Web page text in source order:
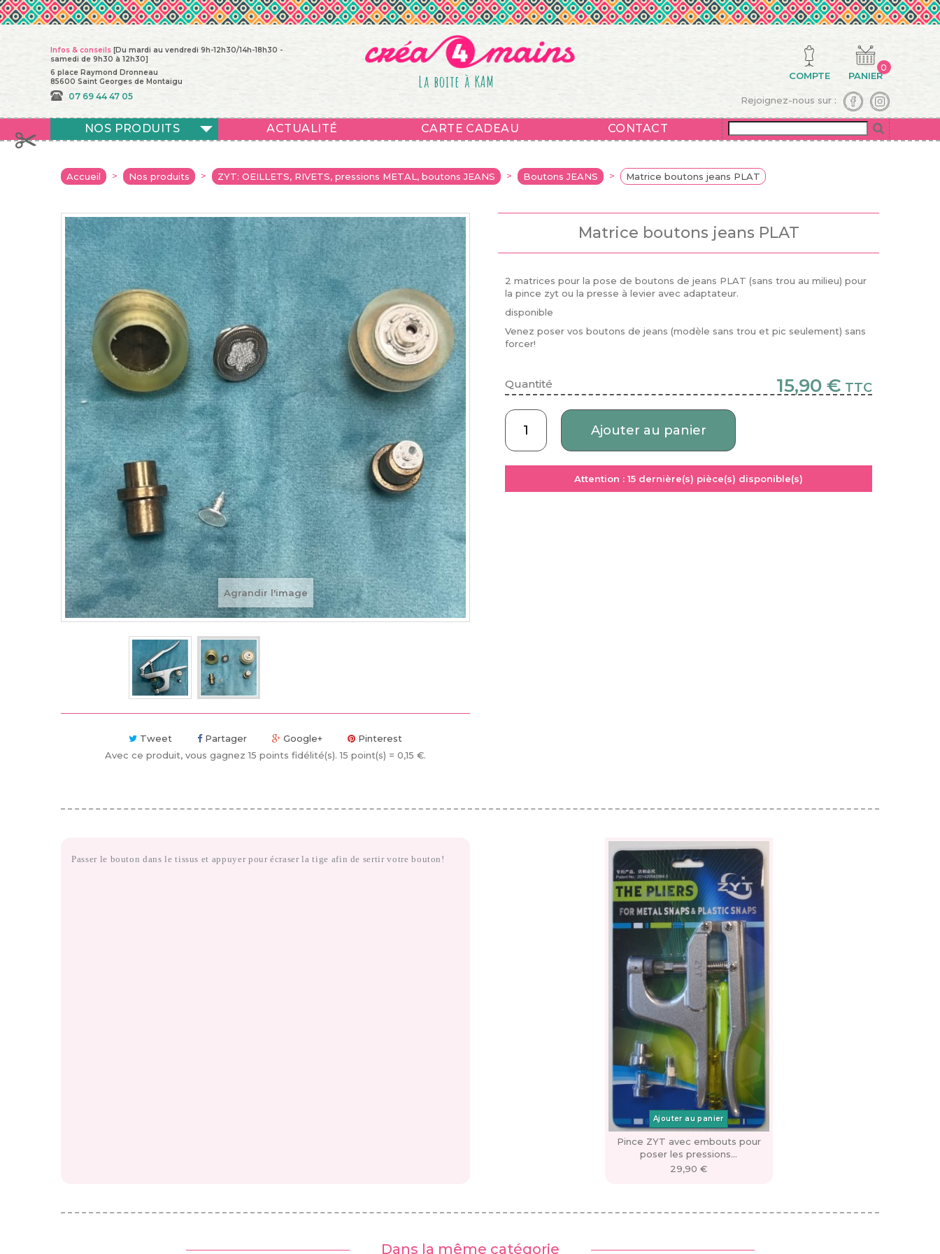
Infos & conseils [Du mardi au vendredi 9h-12h30/14h-18h30 -
samedi de 9h30 à 12h30]
6 place Raymond Dronneau
85600 Saint Georges de Montaigu
07 69 44 47 05
La boite à KAM PANIER
0
COMPTE
Rejoignez-nous sur :
NOS PRODUITS ACTUALITÉ CARTE CADEAU CONTACT
Accueil > Nos produits > ZYT: OEILLETS, RIVETS, pressions METAL, boutons JEANS > Boutons JEANS > Matrice boutons jeans PLAT
Agrandir l'image
Tweet Partager Google+
Pinterest
Avec ce produit, vous gagnez15 points fidélité(s). 15 point(s) = 0,15 €.
Matrice boutons jeans PLAT
2 matrices pour la pose de boutons de jeans PLAT (sans trou au milieu) pour
la pince zyt ou la presse à levier avec adaptateur.
disponible
Venez poser vos boutons de jeans (modèle sans trou et pic seulement) sans
forcer!
Quantité 15,90 € TTC
Ajouter au panier
Attention : 15 dernière(s) pièce(s) disponible(s)
Passer le bouton dans le tissus et appuyer pour écraser la tige afin de sertir votre bouton!
Ajouter au panier
Pince ZYT avec embouts pour
poser les pressions...
29,90 €
Dans la même catégorie